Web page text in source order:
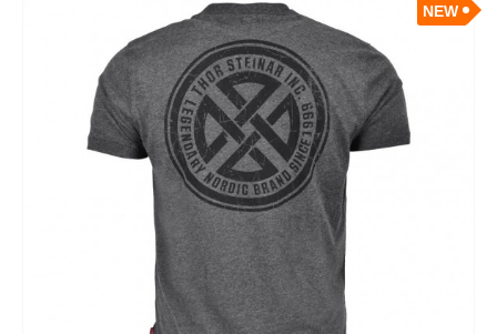
NEW